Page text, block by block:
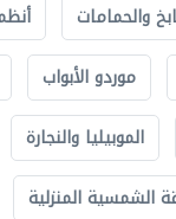
والحمامات
موردو الأبواب
الموبيليا والنجارة
الشمسية المنزلية